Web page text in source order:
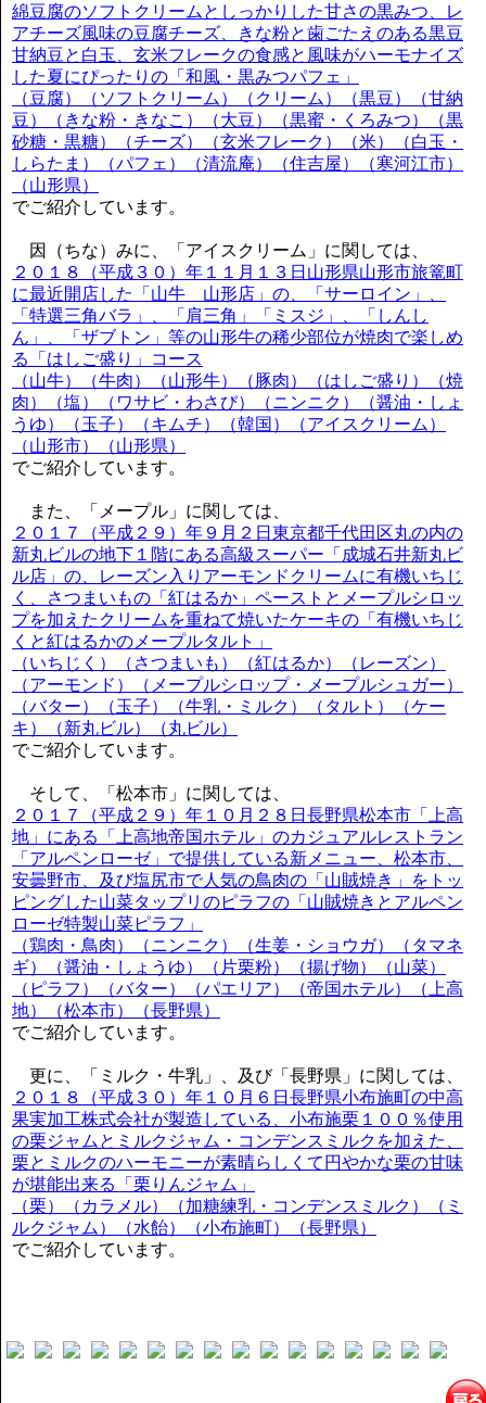
綿豆腐のソフトクリームとしっかりした甘さの黒みつ、レ
アチーズ風味の豆腐チーズ、きな粉と歯ごたえのある黒豆
甘納豆と白玉、玄米フレークの食感と風味がハーモナイズ
した夏にぴったりの「和風・黒みつパフェ」
（豆腐）（ソフトクリーム）（クリーム）（黒豆）（甘納
豆）（きな粉・きなこ）（大豆）（黒蜜・くろみつ）（黒
砂糖・黒糖）（チーズ）（玄米フレーク）（米）（白玉・
しらたま）（パフェ）（清流庵）（住吉屋）（寒河江市）
（山形県）
でご紹介しています。
因（ちな）みに、「アイスクリーム」に関しては、
２０１８（平成３０）年１１月１３日山形県山形市旅篭町
に最近開店した「山牛 山形店」の、「サーロイン」、
「特選三角バラ」、「肩三角」「ミスジ」、「しんし
ん」、「ザブトン」等の山形牛の稀少部位が焼肉で楽しめ
る「はしご盛り」コース
（山牛）（牛肉）（山形牛）（豚肉）（はしご盛り）（焼
肉）（塩）（ワサビ・わさび）（ニンニク）（醤油・しょ
うゆ）（玉子）（キムチ）（韓国）（アイスクリーム）
（山形市）（山形県）
でご紹介しています。
また、「メープル」に関しては、
２０１７（平成２９）年９月２日東京都千代田区丸の内の
新丸ビルの地下１階にある高級スーパー「成城石井新丸ビ
ル店」の、レーズン入りアーモンドクリームに有機いちじ
く、さつまいもの「紅はるか」ペーストとメープルシロッ
プを加えたクリームを重ねて焼いたケーキの「有機いちじ
くと紅はるかのメープルタルト」
（いちじく）（さつまいも）（紅はるか）（レーズン）
（アーモンド）（メープルシロップ・メープルシュガー）
（バター）（玉子）（牛乳・ミルク）（タルト）（ケー
キ）（新丸ビル）（丸ビル）
でご紹介しています。
そして、「松本市」に関しては、
２０１７（平成２９）年１０月２８日長野県松本市「上高
地」にある「上高地帝国ホテル」のカジュアルレストラン
「アルペンローゼ」で提供している新メニュー、松本市、
安曇野市、及び塩尻市で人気の鳥肉の「山賊焼き」をトッ
ピングした山菜タップリのピラフの「山賊焼きとアルペン
ローゼ特製山菜ピラフ」
（鶏肉・鳥肉）（ニンニク）（生姜・ショウガ）（タマネ
ギ）（醤油・しょうゆ）（片栗粉）（揚げ物）（山菜）
（ピラフ）（バター）（パエリア）（帝国ホテル）（上高
地）（松本市）（長野県）
でご紹介しています。
更に、「ミルク・牛乳」、及び「長野県」に関しては、
２０１８（平成３０）年１０月６日長野県小布施町の中高
果実加工株式会社が製造している、小布施栗１００％使用
の栗ジャムとミルクジャム・コンデンスミルクを加えた、
栗とミルクのハーモニーが素晴らしくて円やかな栗の甘味
が堪能出来る「栗りんジャム」
（栗）（カラメル）（加糖練乳・コンデンスミルク）（ミ
ルクジャム）（水飴）（小布施町）（長野県）
でご紹介しています。